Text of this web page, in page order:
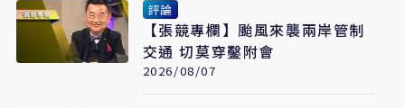
評論
【張競專欄】颱風來襲兩岸管制
交通 切莫穿鑿附會
2026/08/07